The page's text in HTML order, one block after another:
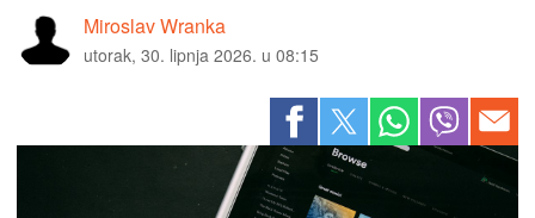
Miroslav Wranka
utorak, 30. lipnja 2026. u 08:15